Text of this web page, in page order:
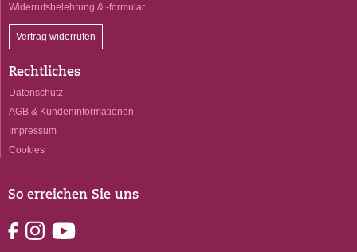
So erreichen Sie uns
Widerrufsbelehrung & -formular
Vertrag widerrufen
Rechtliches
Datenschutz
AGB & Kundeninformationen
Impressum
Cookies